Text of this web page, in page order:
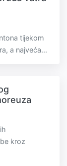
tijekom
a najveća...
kroz